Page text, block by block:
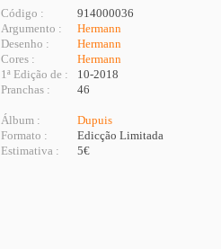
Código :
914000036
Argumento :
Hermann
Desenho :
Hermann
Cores :
Hermann
1ª Edição de :
10-2018
Pranchas :
46
Álbum :
Dupuis
Formato :
Edicção Limitada
Estimativa :
5€